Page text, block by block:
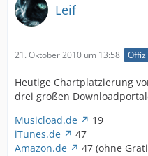
Leif
21. Oktober 2010 um 13:58
Heutige Chartplatzierung
drei großen
Musicload.de
19
iTunes.de
47
Amazon.de
47 (ohne